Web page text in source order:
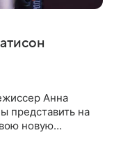
Анна
представить на
новую